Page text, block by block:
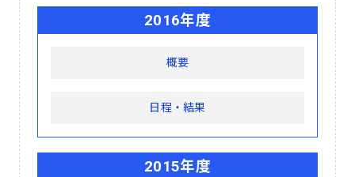
2016年度
概要
日程・結果
2015年度